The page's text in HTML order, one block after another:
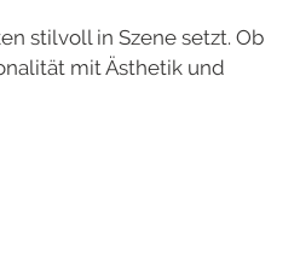
stilvoll in Szene setzt. Ob
mit Ästhetik und